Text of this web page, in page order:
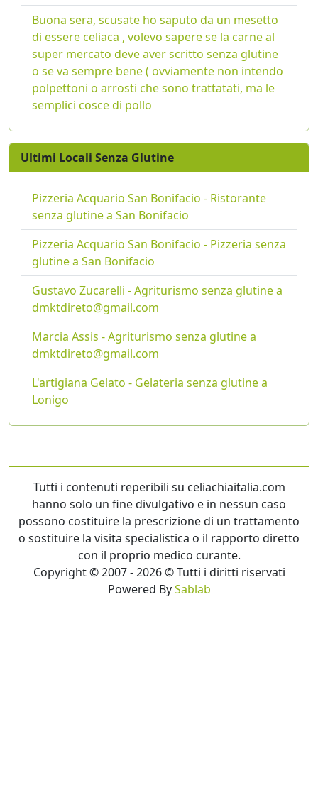
Buona sera, scusate ho saputo da un mesetto
di essere celiaca , volevo sapere se la carne al
super mercato deve aver scritto senza glutine
o se va sempre bene ( ovviamente non intendo
polpettoni o arrosti che sono trattatati, ma le
semplici cosce di pollo
Ultimi Locali Senza Glutine
Pizzeria Acquario San Bonifacio - Ristorante
senza glutine a San Bonifacio
Pizzeria Acquario San Bonifacio - Pizzeria senza
glutine a San Bonifacio
Gustavo Zucarelli - Agriturismo senza glutine a
dmktdireto@gmail.com
Marcia Assis - Agriturismo senza glutine a
dmktdireto@gmail.com
L'artigiana Gelato - Gelateria senza glutine a
Lonigo
Tutti i contenuti reperibili su celiachiaitalia.com
hanno solo un fine divulgativo e in nessun caso
possono costituire la prescrizione di un trattamento
o sostituire la visita specialistica o il rapporto diretto
con il proprio medico curante.
Copyright © 2007 - 2026 © Tutti i diritti riservati
Powered BySablab